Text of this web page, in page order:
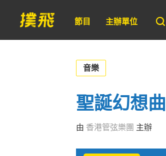
節目 主辦單位
音樂
聖誕幻想曲
由 香港管弦樂團 主辦